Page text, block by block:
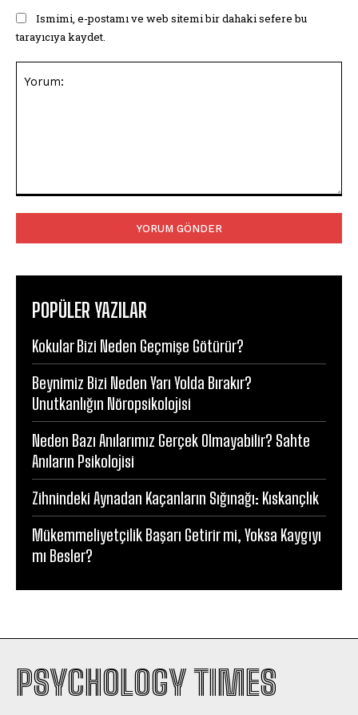
Ismimi, e-postamı ve web sitemi bir dahaki sefere bu
tarayıcıya kaydet.
POPÜLER YAZILAR
Kokular Bizi Neden Geçmişe Götürür?
Beynimiz Bizi Neden Yarı Yolda Bırakır?
Unutkanlığın Nöropsikolojisi
Neden Bazı Anılarımız Gerçek Olmayabilir? Sahte
Anıların Psikolojisi
Zihnindeki Aynadan Kaçanların Sığınağı: Kıskançlık
Mükemmeliyetçilik Başarı Getirir mi, Yoksa Kaygıyı
mı Besler?
PSYCHOLOGY TIMES